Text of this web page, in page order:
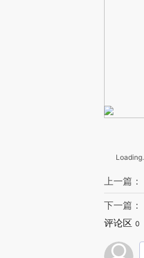
上一篇
下一篇：
评论区 0